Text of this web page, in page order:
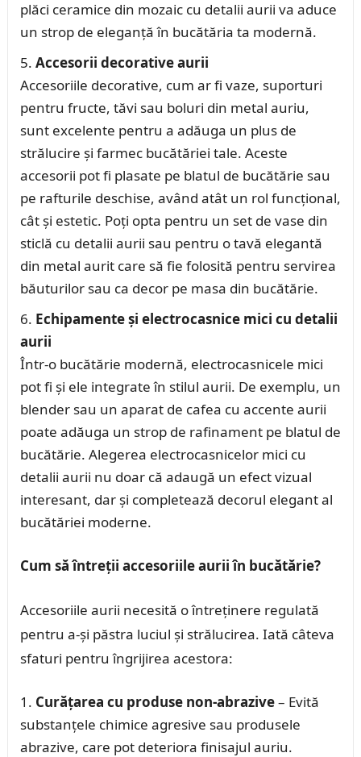
plăci ceramice din mozaic cu detalii aurii va aduce
un strop de eleganță în bucătăria ta modernă.
Accesorii decorative aurii
Accesoriile decorative, cum ar fi vaze, suporturi
pentru fructe, tăvi sau boluri din metal auriu,
sunt excelente pentru a adăuga un plus de
strălucire și farmec bucătăriei tale. Aceste
accesorii pot fi plasate pe blatul de bucătărie sau
pe rafturile deschise, având atât un rol funcțional,
cât și estetic. Poți opta pentru un set de vase din
sticlă cu detalii aurii sau pentru o tavă elegantă
din metal aurit care să fie folosită pentru servirea
băuturilor sau ca decor pe masa din bucătărie.
Echipamente și electrocasnice mici cu detalii
aurii
Într-o bucătărie modernă, electrocasnicele mici
pot fi și ele integrate în stilul aurii. De exemplu, un
blender sau un aparat de cafea cu accente aurii
poate adăuga un strop de rafinament pe blatul de
bucătărie. Alegerea electrocasnicelor mici cu
detalii aurii nu doar că adaugă un efect vizual
interesant, dar și completează decorul elegant al
bucătăriei moderne.
Cum să întreții accesoriile aurii în bucătărie?
Accesoriile aurii necesită o întreținere regulată
pentru a-și păstra luciul și strălucirea. Iată câteva
sfaturi pentru îngrijirea acestora:
Curățarea cu produse non-abrazive– Evită
substanțele chimice agresive sau produsele
abrazive, care pot deteriora finisajul auriu.